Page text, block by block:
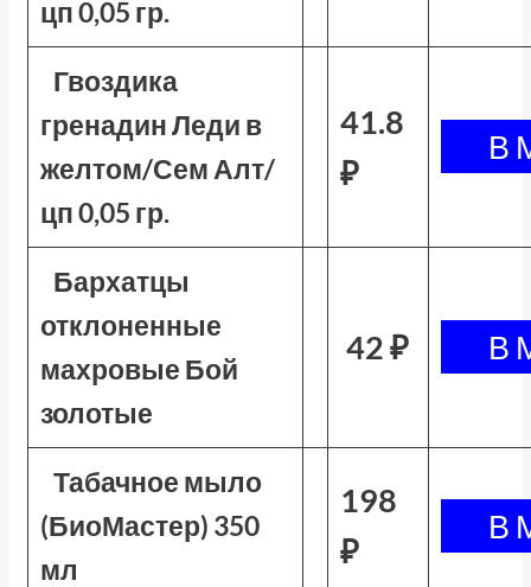
цп 0,05 гр.
Гвоздика
гренадин Леди в
желтом/Сем Алт/
цп 0,05 гр.
41.8
₽
Бархатцы
отклоненные
махровые Бой
золотые
42 ₽
Табачное мыло
(БиоМастер) 350
мл
198
₽